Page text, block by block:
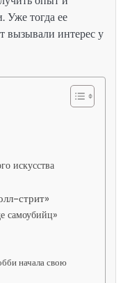
Уже тогда ее
вызывали интерес у
искусства
стрит»
самоубийц»
начала свою